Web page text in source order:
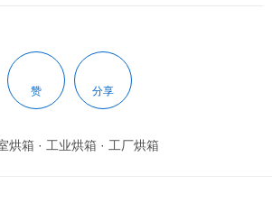
赞 分享
烘箱 · 工业烘箱 · 工厂烘箱